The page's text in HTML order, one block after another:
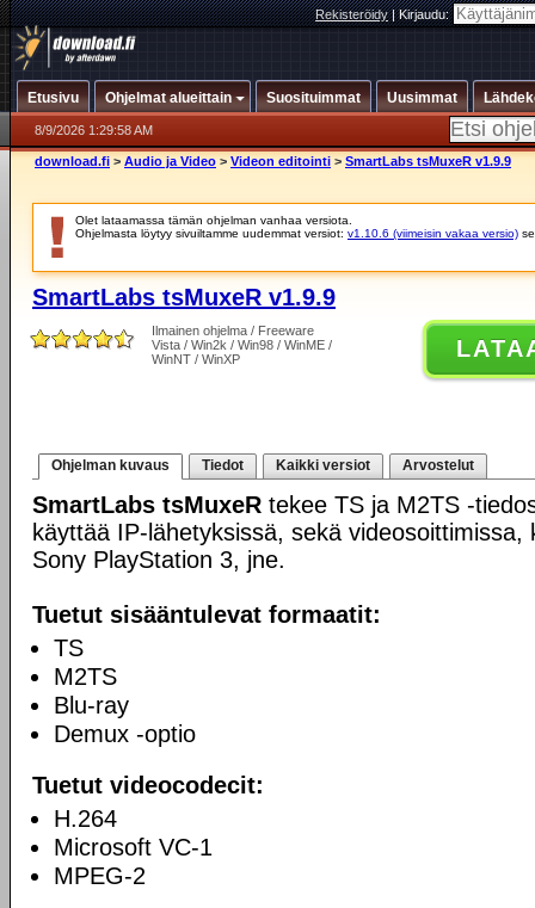
Rekisteröidy|Kirjaudu:
Etusivu Ohjelmat alueittain Suosituimmat Uusimmat
8/9/2026 1:29:58 AM
download.fi > Audio ja Video > Videon editointi > SmartLabs tsMuxeR v1.9.9
Olet lataamassa tämän ohjelman vanhaa versiota.
Ohjelmasta löytyy sivuiltamme uudemmat versiot: v1.10.6 (viimeisin vakaa versio)
SmartLabs tsMuxeR v1.9.9
Ilmainen ohjelma / Freeware
Vista / Win2k / Win98 / WinME /
WinNT / WinXP
Ohjelman kuvaus Tiedot Kaikki versiot Arvostelut
SmartLabs tsMuxeR tekee TS ja M2TS -
käyttää IP-lähetyksissä, sekä videosoittimissa,
Sony PlayStation 3, jne.
Tuetut sisääntulevat formaatit:
TS
M2TS
Blu-ray
Demux -optio
Tuetut videocodecit:
H.264
Microsoft VC-1
MPEG-2